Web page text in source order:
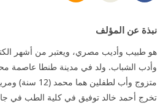
نبذة عن المؤلف
هو طبيب وأديب مصري، ويعتبر من أشهر
وأدب الشباب. ولد في مدينة طنطا عاصمة
متزوج وأب لطفلين هما محمد (12 سنة) ومريم (8 سنوات).